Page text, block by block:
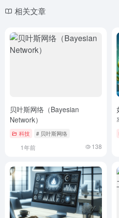
相关文章
贝叶斯网络（Bayesian
Network）
科技 # 贝叶斯网络
1年前 138